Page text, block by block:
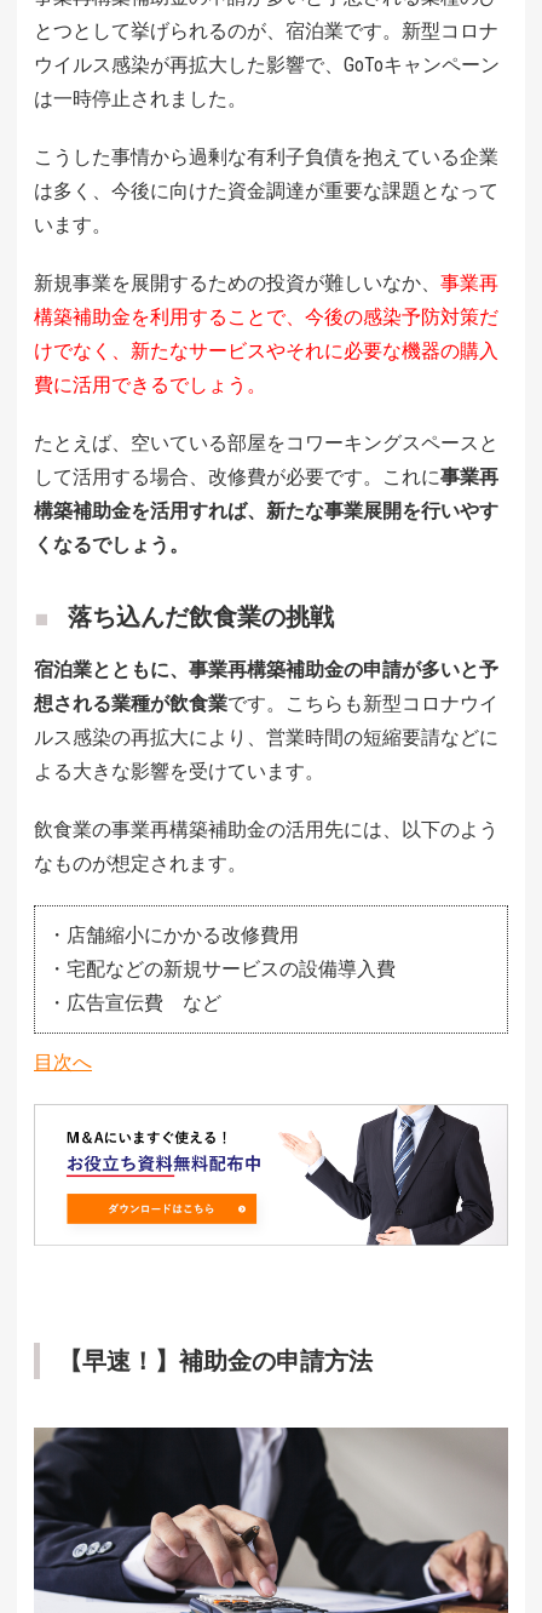
とつとして挙げられるのが、宿泊業です。新型コロナ
ウイルス感染が再拡大した影響で、GoToキャンペーン
は一時停止されました。
こうした事情から過剰な有利子負債を抱えている企業
は多く、今後に向けた資金調達が重要な課題となって
います。
新規事業を展開するための投資が難しいなか、 事業再
構築補助金を利用することで、今後の感染予防対策だ
けでなく、新たなサービスやそれに必要な機器の購入
費に活用できるでしょう。
たとえば、空いている部屋をコワーキングスペースと
して活用する場合、改修費が必要です。これに事業再
構築補助金を活用すれば、新たな事業展開を行いやす
くなるでしょう。
落ち込んだ飲食業の挑戦
宿泊業とともに、事業再構築補助金の申請が多いと予
想される業種が飲食業です。こちらも新型コロナウイ
ルス感染の再拡大により、営業時間の短縮要請などに
よる大きな影響を受けています。
飲食業の事業再構築補助金の活用先には、以下のよう
なものが想定されます。
・店舗縮小にかかる改修費用
・宅配などの新規サービスの設備導入費
・広告宣伝費 など
目次へ
【早速！】補助金の申請方法